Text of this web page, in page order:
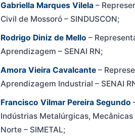
Gabriella Marques Vilela –
Civil de Mossoró – SINDUSCON;
Rodrigo Diniz de Mello –
Aprendizagem – SENAI RN;
Amora Vieira Cavalcante –
Aprendizagem Industrial – SENAI
Francisco Vilmar Pereira Segundo
Indústrias Metalúrgicas,
Norte – SIMETAL;